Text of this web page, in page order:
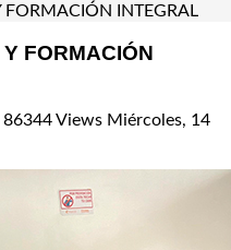
FORMACIÓN INTEGRAL
FORMACIÓN
86344 Views Miércoles, 14